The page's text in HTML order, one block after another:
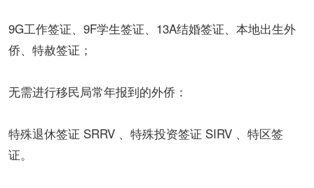
9G工作签证、9F学生签证、13A结婚签证、本地出生外
侨、特赦签证；
无需进行移民局常年报到的外侨：
特殊退休签证 SRRV 、特殊投资签证 SIRV 、特区签
证。